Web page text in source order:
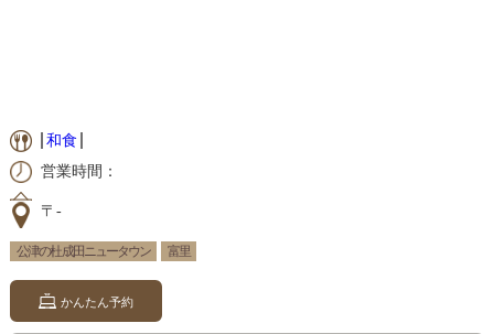
和食
営業時間：
〒-
公津の杜 成田ニュータウン 富里
かんたん予約